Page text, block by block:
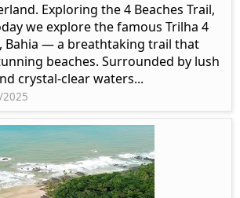
Exploring the 4 Beaches Trail,
we explore the famous Trilha 4
Bahia — a breathtaking trail that
beaches. Surrounded by lush
crystal-clear waters...
2025